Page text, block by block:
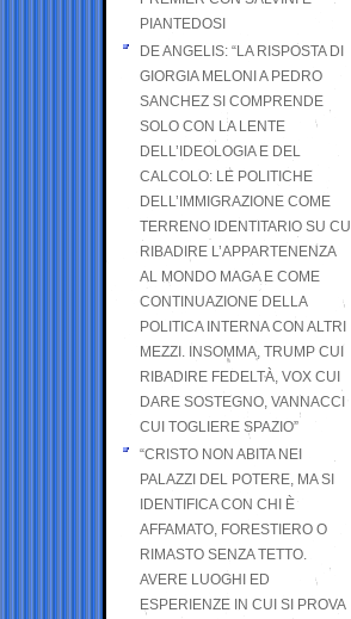
PIANTEDOSI
DE ANGELIS: “LA RISPOSTA DI
GIORGIA MELONI A PEDRO
SANCHEZ SI COMPRENDE
SOLO CON LA LENTE
DELL’IDEOLOGIA E DEL
CALCOLO: LE POLITICHE
DELL’IMMIGRAZIONE COME
TERRENO IDENTITARIO SU CUI
RIBADIRE L’APPARTENENZA
AL MONDO MAGA E COME
CONTINUAZIONE DELLA
POLITICA INTERNA CON ALTRI
MEZZI. INSOMMA, TRUMP CUI
RIBADIRE FEDELTÀ, VOX CUI
DARE SOSTEGNO, VANNACCI
CUI TOGLIERE SPAZIO”
“CRISTO NON ABITA NEI
PALAZZI DEL POTERE, MA SI
IDENTIFICA CON CHI È
AFFAMATO, FORESTIERO O
RIMASTO SENZA TETTO.
AVERE LUOGHI ED
ESPERIENZE IN CUI SI PROVA